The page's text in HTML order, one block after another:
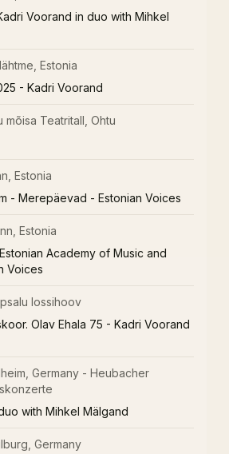
Voorand in duo with Mihkel
Estonia
- Kadri Voorand
mõisa Teatritall, Ohtu
Estonia
- Merepäevad - Estonian Voices
Estonia
Academy of Music and
Voices
lossihoov
Olav Ehala 75 - Kadri Voorand
Germany - Heubacher
with Mihkel Mälgand
Germany